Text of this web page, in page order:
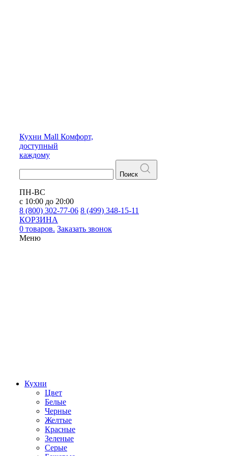
Кухни Mall Комфорт,
доступный
каждому
Поиск
ПН-ВС
с 10:00 до 20:00
8 (800) 302-77-06 8 (499) 348-15-11
КОРЗИНА
0 товаров. Заказать звонок
Меню
Кухни
Цвет
Белые
Черные
Желтые
Красные
Зеленые
Серые